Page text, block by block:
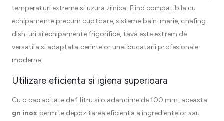
temperaturi extreme si uzura zilnica. Fiind compatibila cu
echipamente precum cuptoare, sisteme bain-marie, chafing
dish-uri si echipamente frigorifice, tava este extrem de
versatila si adaptata cerintelor unei bucatarii profesionale
moderne.
Utilizare eficienta si igiena superioara
Cu o capacitate de 1 litru si o adancime de 100 mm, aceasta
gn inox permite depozitarea eficienta a ingredientelor sau